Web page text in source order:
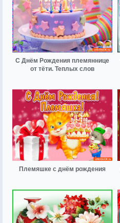
С Днём Рождения племяннице
от тёти. Теплых слов
Племяшке с днём рождения